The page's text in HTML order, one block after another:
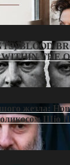
BLOOD
THE
жезла:
Шіо